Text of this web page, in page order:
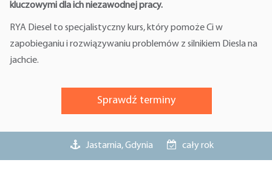
kluczowymi dla ich niezawodnej pracy.
RYA Diesel to specjalistyczny kurs, który pomoże Ci w
zapobieganiu i rozwiązywaniu problemów z silnikiem Diesla na
jachcie.
Sprawdź terminy
Jastarnia, Gdynia cały rok